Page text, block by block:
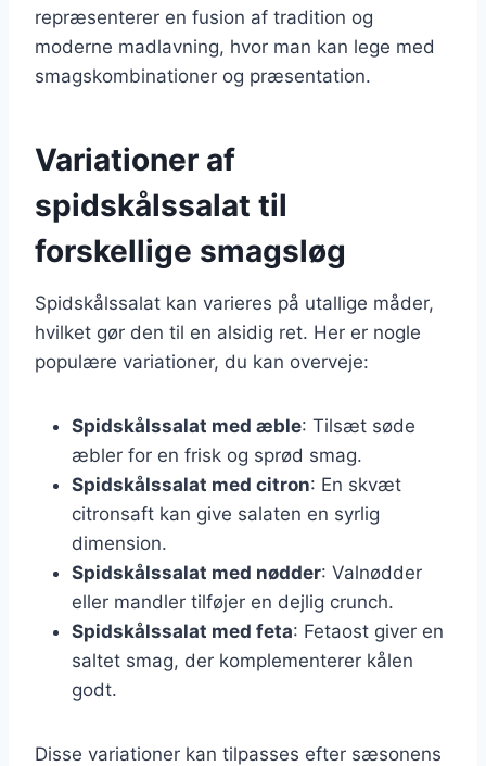
repræsenterer en fusion af tradition og
moderne madlavning, hvor man kan lege med
smagskombinationer og præsentation.
Variationer af
spidskålssalat til
forskellige smagsløg
Spidskålssalat kan varieres på utallige måder,
hvilket gør den til en alsidig ret. Her er nogle
populære variationer, du kan overveje:
Spidskålssalat med æble: Tilsæt søde
æbler for en frisk og sprød smag.
Spidskålssalat med citron: En skvæt
citronsaft kan give salaten en syrlig
dimension.
Spidskålssalat med nødder: Valnødder
eller mandler tilføjer en dejlig crunch.
Spidskålssalat med feta: Fetaost giver en
saltet smag, der komplementerer kålen
godt.
Disse variationer kan tilpasses efter sæsonens